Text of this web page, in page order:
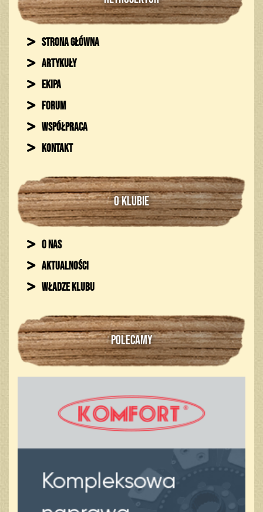
Strona główna
Artykuły
Ekipa
Forum
Współpraca
Kontakt
O KLUBIE
O nas
Aktualności
Władze klubu
POLECAMY